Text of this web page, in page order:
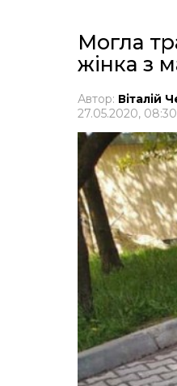
Могла
жінка з
Автор: Віталій
27.05.2020, 08:30